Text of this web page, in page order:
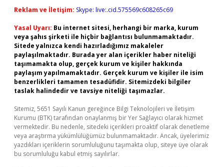
Reklam ve İletişim: Skype: live:.cid.575569c608265c69
Yasal Uyarı: Bu internet sitesi, herhangi bir marka, kurum
veya şahıs şirketi ile hiçbir bağlantısı bulunmamaktadır.
Sitede yalnızca kendi hazırladığımız makaleler
paylaşılmaktadır. Burada yer alan içerikler haber niteliği
taşımamakta olup, gerçek kurum ve kişiler hakkında
paylaşım yapılmamaktadır. Gerçek kurum ve kişiler ile isim
benzerlikleri tamamen tesadüfidir. Sitemizdeki bilgiler
taslak halindedir ve tavsiye niteliği taşımazlar.
Sitemiz, 5651 Sayılı Kanun gereğince Bilgi Teknolojileri ve İletişim
Kurumu (BTK) tarafından onaylanmış bir Yer Sağlayıcı olarak hizmet
vermektedir. Bu nedenle, sitedeki içerikleri proaktif olarak denetleme
veya araştırma yükümlülüğümüz bulunmamaktadır. Ancak, üyelerimiz
yazdıkları içeriklerin sorumluluğunu taşımakta olup, siteye üye olarak
bu sorumluluğu kabul etmiş sayılırlar.